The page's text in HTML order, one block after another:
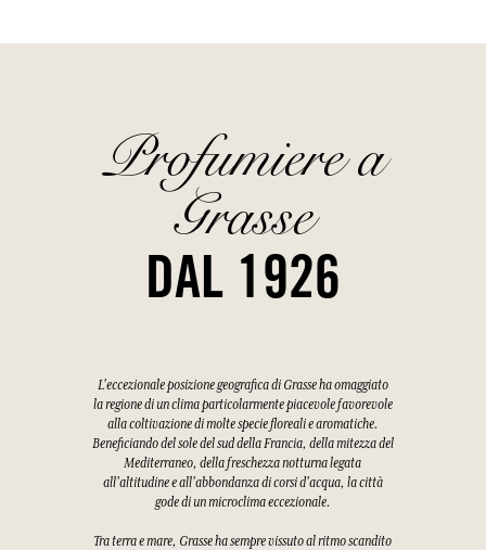
Profumiere a
Grasse
DAL 1926
L'eccezionale posizione geografica di Grasse ha omaggiato
la regione di un clima particolarmente piacevole favorevole
alla coltivazione di molte specie floreali e aromatiche.
Beneficiando del sole del sud della Francia, della mitezza del
Mediterraneo, della freschezza notturna legata
all'altitudine e all'abbondanza di corsi d'acqua, la città
gode di un microclima eccezionale.
Tra terra e mare, Grasse ha sempre vissuto al ritmo scandito